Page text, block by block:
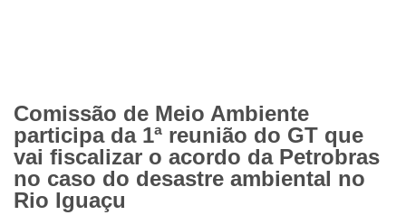
Comissão de Meio Ambiente
participa da 1ª reunião do GT que
vai fiscalizar o acordo da Petrobras
no caso do desastre ambiental no
Rio Iguaçu